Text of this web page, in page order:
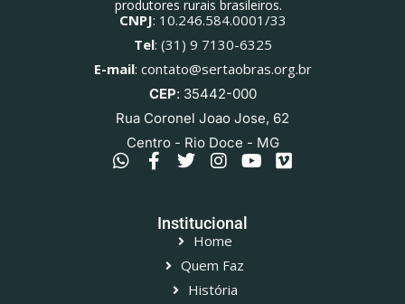
produtores rurais brasileiros.
CNPJ: 10.246.584.0001/33
Tel: (31) 9 7130-6325
E-mail: contato@sertaobras.org.br
CEP: 35442-000
Rua Coronel Joao Jose, 62
Centro - Rio Doce - MG
Institucional
Home
Quem Faz
História